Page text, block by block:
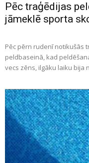
Pēc traģēdijas
jāmeklē sporta
Pēc pērn rudenī notikušās
peldbaseinā, kad
vecs zēns, ilgāku laiku bija